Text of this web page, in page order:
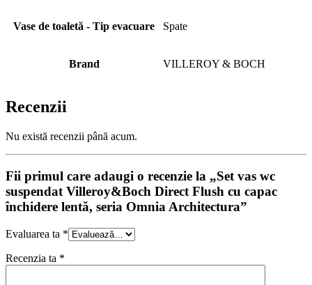
Vase de toaletă - Tip evacuare Spate
Brand VILLEROY & BOCH
Recenzii
Nu există recenzii până acum.
Fii primul care adaugi o recenzie la „Set vas wc
suspendat Villeroy&Boch Direct Flush cu capac
închidere lentă, seria Omnia Architectura”
Evaluarea ta *
Recenzia ta *